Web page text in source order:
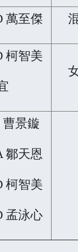
萬至傑
柯智美
景鏇
鄒天恩
柯智美
孟泳心